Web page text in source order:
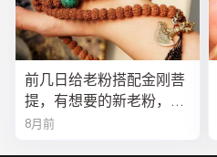
前几日给老粉搭配金刚菩
提，有想要的新老粉，都
可以来排队
8月前